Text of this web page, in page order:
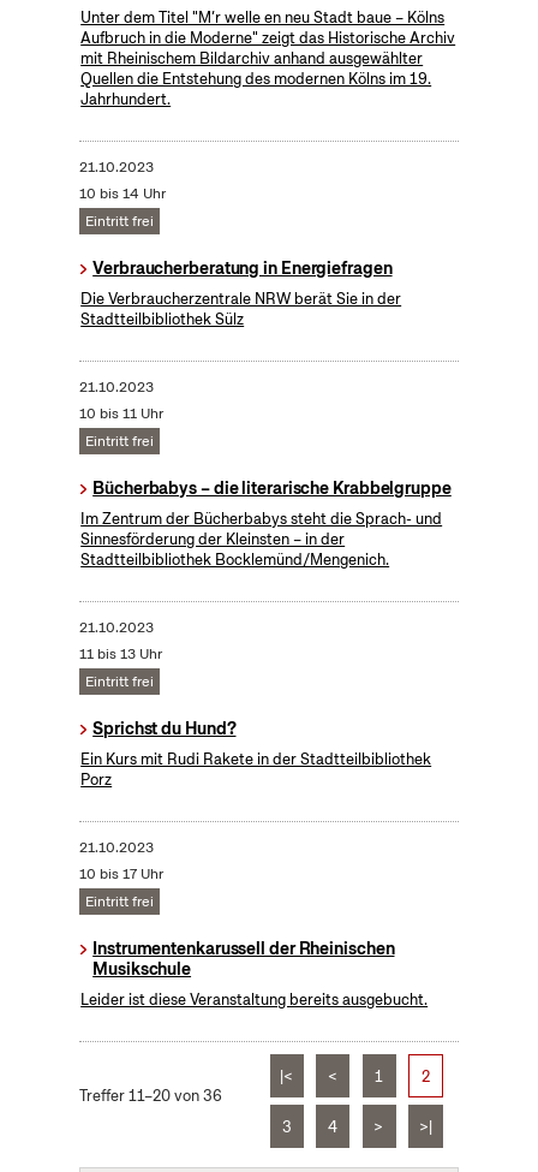
Unter dem Titel "M’r welle en neu Stadt baue – Kölns
Aufbruch in die Moderne" zeigt das Historische Archiv
mit Rheinischem Bildarchiv anhand ausgewählter
Quellen die Entstehung des modernen Kölns im 19.
Jahrhundert.
21.10.2023
10 bis 14 Uhr
Eintritt frei
Verbraucherberatung in Energiefragen
Die Verbraucherzentrale NRW berät Sie in der
Stadtteilbibliothek Sülz
21.10.2023
10 bis 11 Uhr
Eintritt frei
Bücherbabys – die literarische Krabbelgruppe
Im Zentrum der Bücherbabys steht die Sprach- und
Sinnesförderung der Kleinsten – in der
Stadtteilbibliothek Bocklemünd/Mengenich.
21.10.2023
11 bis 13 Uhr
Eintritt frei
Sprichst du Hund?
Ein Kurs mit Rudi Rakete in der Stadtteilbibliothek
Porz
21.10.2023
10 bis 17 Uhr
Eintritt frei
Instrumentenkarussell der Rheinischen
Musikschule
Leider ist diese Veranstaltung bereits ausgebucht.
Treffer 11–20 von 36
|< < 1 2
3 4 > >|